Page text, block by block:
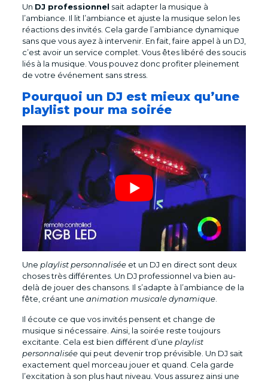
Un DJ professionnel sait adapter la musique à
l’ambiance. Il lit l’ambiance et ajuste la musique selon les
réactions des invités. Cela garde l’ambiance dynamique
sans que vous ayez à intervenir. En fait, faire appel à un DJ,
c’est avoir un service complet. Vous êtes libéré des soucis
liés à la musique. Vous pouvez donc profiter pleinement
de votre événement sans stress.
Pourquoi un DJ est mieux qu’une
playlist pour ma soirée
Une playlist personnaliséeet un DJ en direct sont deux
choses très différentes. Un DJ professionnel va bien au-
delà de jouer des chansons. Il s’adapte à l’ambiance de la
fête, créant une animation musicale dynamique.
Il écoute ce que vos invités pensent et change de
musique si nécessaire. Ainsi, la soirée reste toujours
excitante. Cela est bien différent d’une playlist
personnaliséequi peut devenir trop prévisible. Un DJ sait
exactement quel morceau jouer et quand. Cela garde
l’excitation à son plus haut niveau. Vous assurez ainsi une